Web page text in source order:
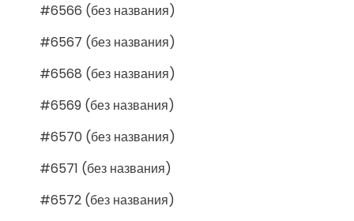
#6566 (без названия)
#6567 (без названия)
#6568 (без названия)
#6569 (без названия)
#6570 (без названия)
#6571 (без названия)
#6572 (без названия)